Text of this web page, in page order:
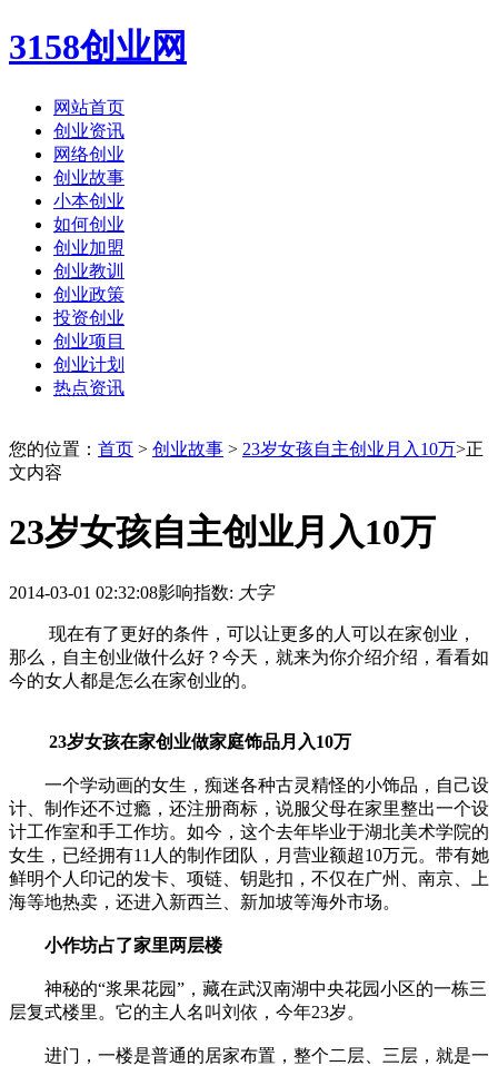
3158创业网
网站首页
创业资讯
网络创业
创业故事
小本创业
如何创业
创业加盟
创业教训
创业政策
投资创业
创业项目
创业计划
热点资讯
您的位置： 首页 > 创业故事 > 23岁女孩自主创业月入10万>正
文内容
23岁女孩自主创业月入10万
2014-03-01 02:32:08影响指数: 大字
现在有了更好的条件，可以让更多的人可以在家创业，
那么，自主创业做什么好？今天，就来为你介绍介绍，看看如
今的女人都是怎么在家创业的。
23岁女孩在家创业做家庭饰品月入10万
一个学动画的女生，痴迷各种古灵精怪的小饰品，自己设
计、制作还不过瘾，还注册商标，说服父母在家里整出一个设
计工作室和手工作坊。如今，这个去年毕业于湖北美术学院的
女生，已经拥有11人的制作团队，月营业额超10万元。带有她
鲜明个人印记的发卡、项链、钥匙扣，不仅在广州、南京、上
海等地热卖，还进入新西兰、新加坡等海外市场。
小作坊占了家里两层楼
神秘的“浆果花园”，藏在武汉南湖中央花园小区的一栋三
层复式楼里。它的主人名叫刘依，今年23岁。
进门，一楼是普通的居家布置，整个二层、三层，就是一